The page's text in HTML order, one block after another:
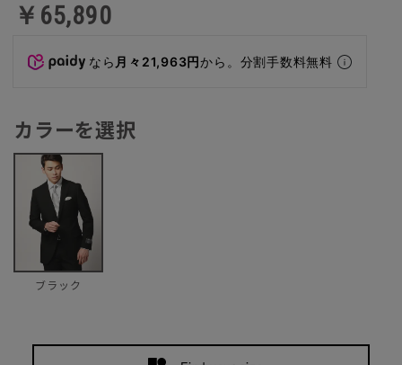
￥65,890
なら 月々21,963円から。分割手数料無料
カラーを選択
ブラック